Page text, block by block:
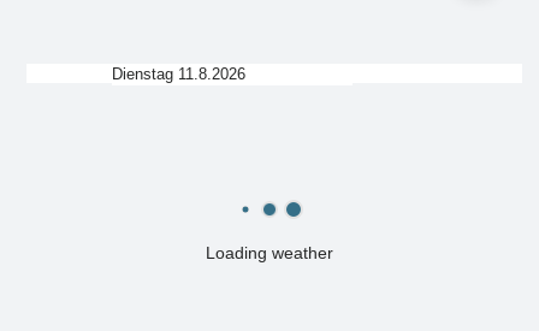
Loading weather
Dienstag 11.8.2026